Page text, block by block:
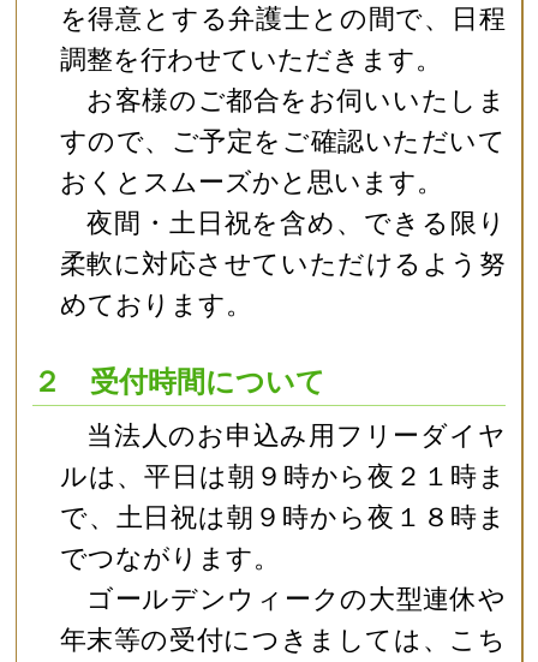
を得意とする弁護士との間で、日程
調整を行わせていただきます。
お客様のご都合をお伺いいたしま
すので、ご予定をご確認いただいて
おくとスムーズかと思います。
夜間・土日祝を含め、できる限り
柔軟に対応させていただけるよう努
めております。
２ 受付時間について
当法人のお申込み用フリーダイヤ
ルは、平日は朝９時から夜２１時ま
で、土日祝は朝９時から夜１８時ま
でつながります。
ゴールデンウィークの大型連休や
年末等の受付につきましては、こち